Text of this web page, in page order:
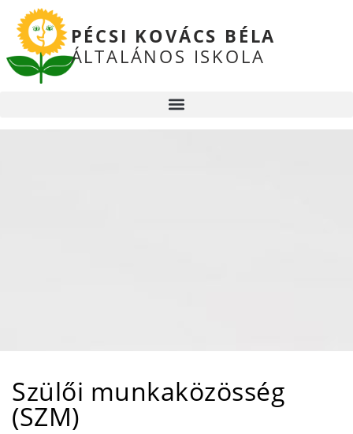
PÉCSI KOVÁCS BÉLA
ÁLTALÁNOS ISKOLA
Szülői munkaközösség
(SZM)